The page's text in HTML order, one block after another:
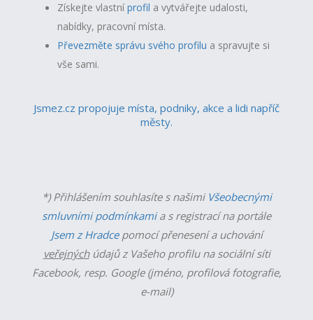
Získejte vlastníprofil a vytvářejte udalosti,
nabídky, pracovní místa.
Převezměte správu svého profilu a spravujte si
vše sami.
Jsmez.cz propojuje místa, podniky, akce a lidi napříč
městy.
*) Přihlášením souhlasíte s našimi Všeobecnými
smluvními podmínkamia s registrací na portále
Jsem z Hradcepomocí přenesení a uchování
veřejnýchúdajů z Vašeho profilu na sociální síti
Facebook, resp. Google (jméno, profilová fotografie,
e-mail)